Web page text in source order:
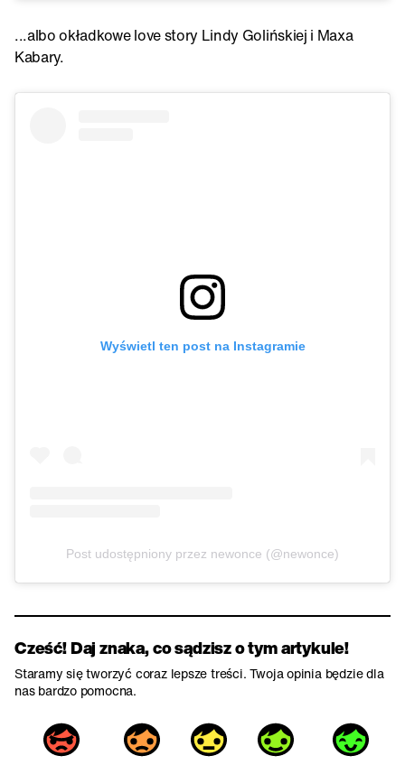
...albo okładkowe love story Lindy Golińskiej i Maxa
Kabary.
Wyświetl ten post na Instagramie
Post udostępniony przez newonce (@newonce)
Cześć! Daj znaka, co sądzisz o tym artykule!
Staramy się tworzyć coraz lepsze treści. Twoja opinia będzie dla
nas bardzo pomocna.